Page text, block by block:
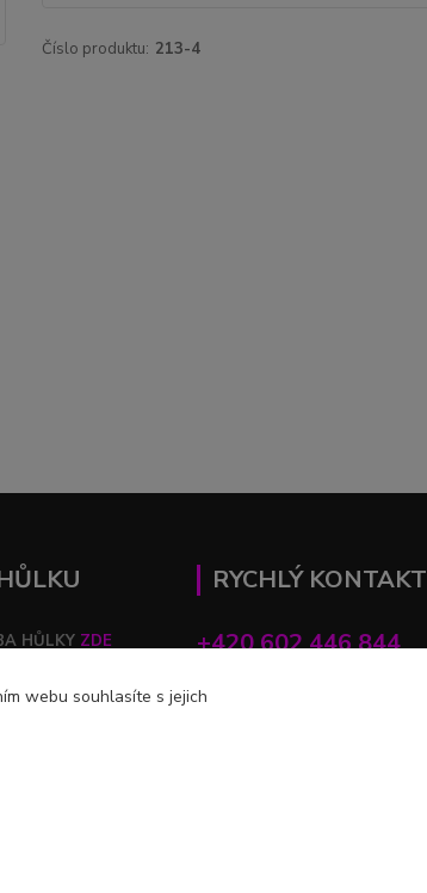
Číslo produktu: 213-4
HŮLKY ZDE
RYCHLÝ KONTAKT
+420 602 446 844
webu souhlasíte s jejich